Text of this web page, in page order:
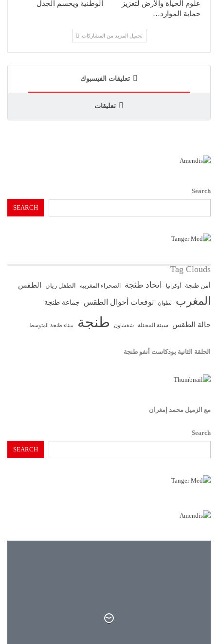
علوم الحياة والأرض لتعزيز
حماية الموارد…
الوطنية ويحسم الجدل
تحميل المزيد من المشاركات
تعليقات الفيسبوك
تعليقات
Search
SEARCH
Tag Clouds
أمن طنجة أوكرانيا اتحاد طنجة الصحراء المغربية الطفل ريان الطقس
المغرب تطوان توقعات أحوال الطقس جماعة طنجة
حالة الطقس سبتة المحتلة شفشاون طنجة ميناء طنجة المتوسط
الحلقة الثانية بودكاست أنفو طنجة
مع الزميل محمد إمغران
Search
SEARCH